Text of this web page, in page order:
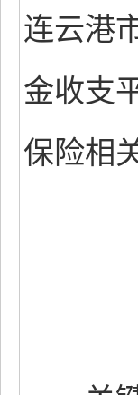
连云港
金收支
保险相